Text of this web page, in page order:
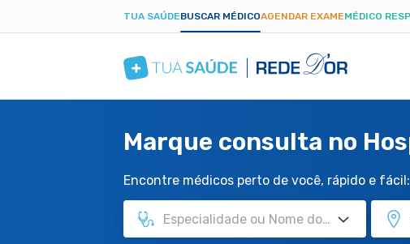
TUA SAÚDEBUSCAR MÉDICOAGENDAR EXAMEMÉDICO
Marque consulta no
Encontre médicos perto de você, rápido e fácil: